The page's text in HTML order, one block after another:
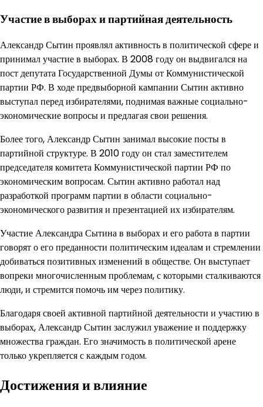
Участие в выборах и партийная деятельность
Александр Сытин проявлял активность в политической сфере и
принимал участие в выборах. В 2008 году он выдвигался на
пост депутата Государственной Думы от Коммунистической
партии РФ. В ходе предвыборной кампании Сытин активно
выступал перед избирателями, поднимая важные социально-
экономические вопросы и предлагая свои решения.
Более того, Александр Сытин занимал высокие посты в
партийной структуре. В 2010 году он стал заместителем
председателя комитета Коммунистической партии РФ по
экономическим вопросам. Сытин активно работал над
разработкой программ партии в области социально-
экономического развития и презентацией их избирателям.
Участие Александра Сытина в выборах и его работа в партии
говорят о его преданности политическим идеалам и стремлении
добиваться позитивных изменений в обществе. Он выступает
вопреки многочисленным проблемам, с которыми сталкиваются
люди, и стремится помочь им через политику.
Благодаря своей активной партийной деятельности и участию в
выборах, Александр Сытин заслужил уважение и поддержку
множества граждан. Его значимость в политической арене
только укрепляется с каждым годом.
Достижения и влияние